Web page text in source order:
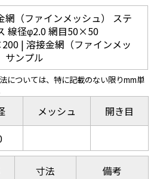
網（ファインメッシュ） ステ
線径φ2.0 網目50×50
| 溶接金網（ファインメッ
サンプル
については、特に記載のない限りmm単
メッシュ 開き目
寸法
備考